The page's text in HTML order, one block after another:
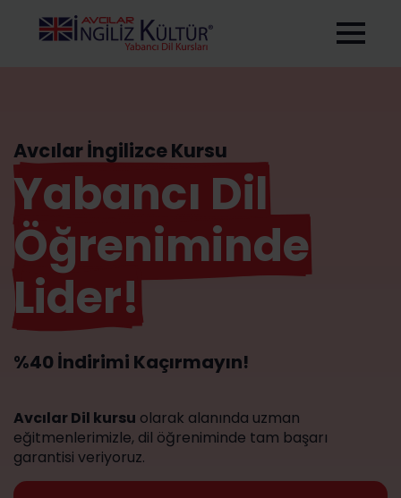
Avcılar İngilizce Kursu
Yabancı Dil
Öğreniminde
Lider!
%40 İndirimi Kaçırmayın!
Avcılar Dil kursu olarak alanında uzman
eğitmenlerimizle, dil öğreniminde tam başarı
garantisi veriyoruz.